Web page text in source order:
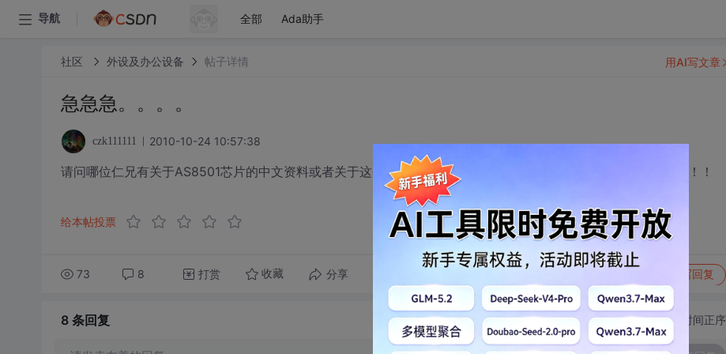
导航 全部 Ada助手
社区 外设及办公设备 帖子详情
急急急。。。。
czk111111 2010-10-24 10:57:38
请问哪位仁兄有关于AS8501芯片的中文资料或者关于这个芯片的应用资料也可以，小弟很急。谢谢大哥大姐了！！！
给本帖投票
73 8 打赏 收藏 分享 写回复
用AI写文章
8 条回复 切换为时间正序